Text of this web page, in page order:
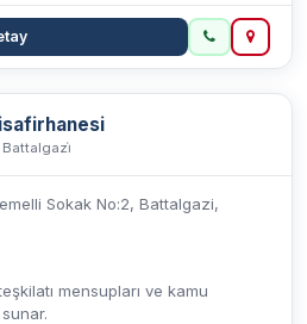
Battalgazi̇
Sokak No:2, Battalgazi,
mensupları ve kamu